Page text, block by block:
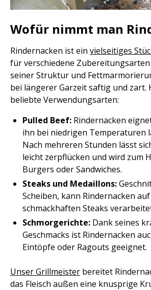
Wofür nimmt man
Rindernacken ist ein vielseitiges
für verschiedene
seiner Struktur und
bei längerer Garzeit saftig und zart.
beliebte Verwendungsarten:
Pulled Beef: Rindernacken
ihn bei niedrigen Temperaturen
Nach mehreren Stunden lässt
leicht zerpflücken und wird zum
Burgers oder Sandwiches.
Steaks und Medaillons:
Scheiben, kann Rindernacken
schmackhaften Steaks
Schmorgerichte: Dank seines
Geschmacks ist Rindernacken
Eintöpfe oder Ragouts geeignet.
Unser Grillmeister bereitet
das Fleisch außen eine knusprige